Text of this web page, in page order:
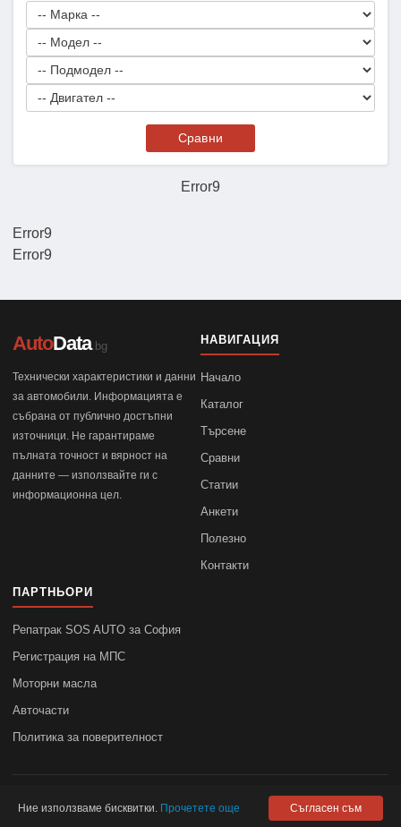
Error9
Сравни
Error9
Error9
AutoData.bg
Технически характеристики и данни
за автомобили. Информацията е
събрана от публично достъпни
източници. Не гарантираме
пълната точност и вярност на
данните — използвайте ги с
информационна цел.
НАВИГАЦИЯ
Начало
Каталог
Търсене
Сравни
Статии
Анкети
Полезно
Контакти
ПАРТНЬОРИ
Репатрак SOS AUTO за София
Регистрация на МПС
Моторни масла
Авточасти
Политика за поверителност
autodata.bg не носи отговорност за точността на данните.
Ние използваме бисквитки. Прочетете още Съгласен съм